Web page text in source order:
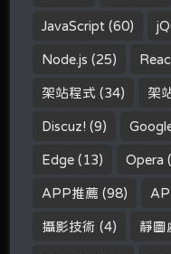
JavaScript (60)
Node.js (25)
架站程式 (34) 架
Discuz! (9)
Edge (13) Opera
APP推薦 (98)
攝影技術 (4) 靜圖